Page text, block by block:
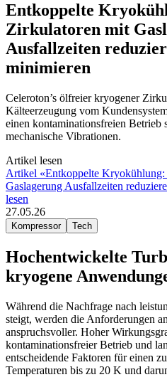
Entkoppelte
Zirkulatoren mit
Ausfallzeiten
minimieren
Celeroton’s ölfreier kryogener
Kälteerzeugung vom
einen kontaminationsfreien Betrieb
mechanische Vibrationen.
Artikel lesen
Artikel «Entkoppelte
Gaslagerung Ausfallzeiten
lesen
27.05.26
Kompressor Tech
Hochentwickelte
kryogene
Während die Nachfrage nach
steigt, werden die Anforderungen
anspruchsvoller. Hoher
kontaminationsfreier Betrieb und
entscheidende Faktoren für einen
Temperaturen bis zu 20 K und